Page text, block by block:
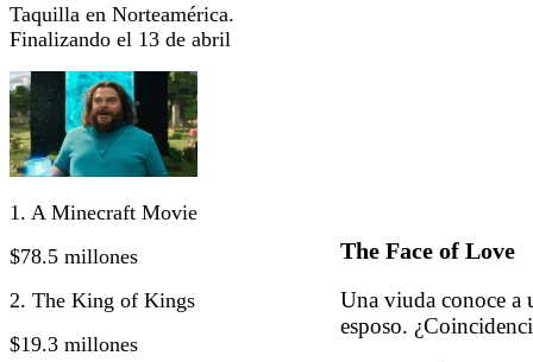
Taquilla en Norteamérica.
Finalizando el 13 de abril
1. A Minecraft Movie
$78.5 millones
2. The King of Kings
$19.3 millones
The Face of Love
Una viuda conoce a
esposo.